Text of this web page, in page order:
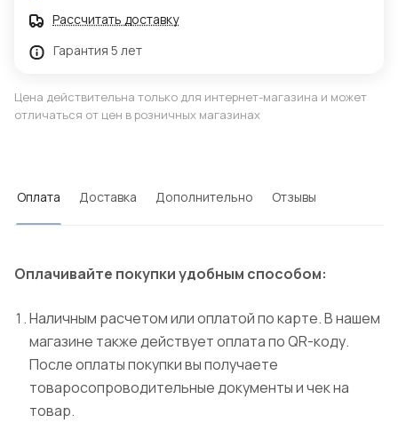
Рассчитать доставку
Гарантия 5 лет
Цена действительна только для интернет-магазина и может
отличаться от цен в розничных магазинах
Оплата Доставка Дополнительно Отзывы
Оплачивайте покупки удобным способом:
Наличным расчетом или оплатой по карте. В нашем
магазине также действует оплата по QR-коду.
После оплаты покупки вы получаете
товаросопроводительные документы и чек на
товар.